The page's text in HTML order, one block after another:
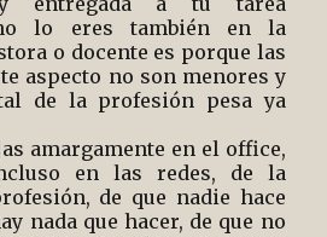
lo eres también en la
o docente es porque las
aspecto no son menores y
de la profesión pesa ya
amargamente en el office,
en las redes, de la
de que nadie hace
nada que hacer, de que no